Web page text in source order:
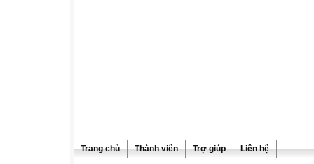
Trang chủ Thành viên Trợ giúp Liên hệ